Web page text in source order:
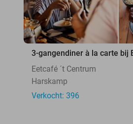
3-gangendiner à la carte bij
Eetcafé ´t Centrum
Harskamp
Verkocht: 396